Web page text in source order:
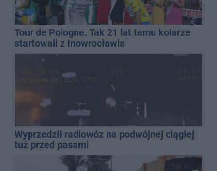
Tour de Pologne. Tak 21 lat temu kolarze
startowali z Inowrocławia
Wyprzedził radiowóz na podwójnej ciągłej
tuż przed pasami